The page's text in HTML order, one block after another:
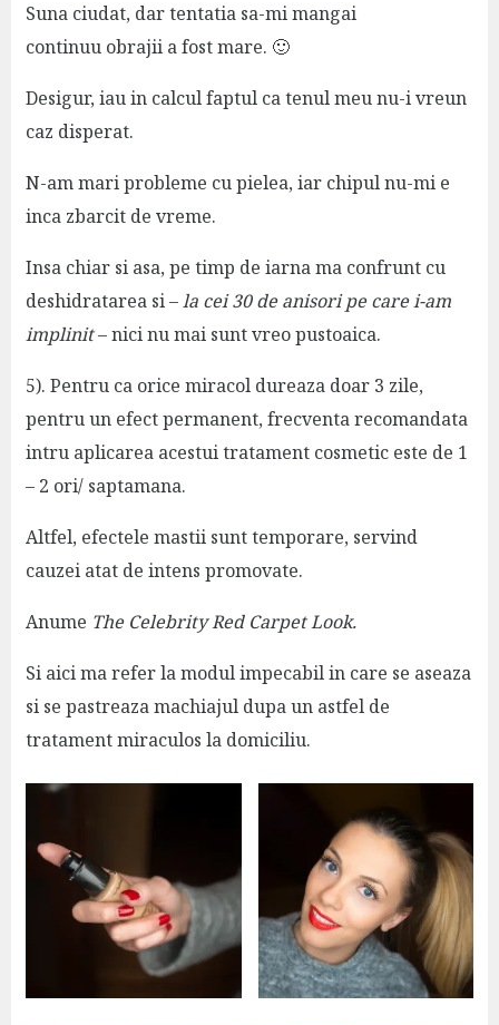
Suna ciudat, dar tentatia sa-mi mangai
continuu obrajii a fost mare. 🙂
Desigur, iau in calcul faptul ca tenul meu nu-i vreun
caz disperat.
N-am mari probleme cu pielea, iar chipul nu-mi e
inca zbarcit de vreme.
Insa chiar si asa, pe timp de iarna ma confrunt cu
deshidratarea si –la cei 30 de anisori pe care i-am
implinit– nici nu mai sunt vreo pustoaica.
5). Pentru ca orice miracol dureaza doar 3 zile,
pentru un efect permanent, frecventa recomandata
intru aplicarea acestui tratament cosmetic este de 1
– 2 ori/ saptamana.
Altfel, efectele mastii sunt temporare, servind
cauzei atat de intens promovate.
Anume The Celebrity Red Carpet Look.
Si aici ma refer la modul impecabil in care se aseaza
si se pastreaza machiajul dupa un astfel de
tratament miraculos la domiciliu.